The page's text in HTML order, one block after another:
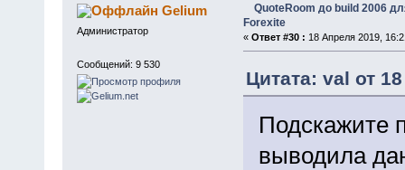
Gelium
Администратор
Сообщений: 9 530
QuoteRoom до build 2006
Forexite
« Ответ #30 : 18 Апреля 2019,
Цитата: val от
Подскажите
выводила